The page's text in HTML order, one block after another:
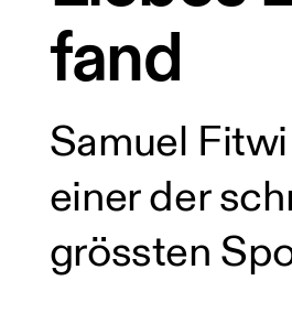
fand
Samuel
einer der
grössten